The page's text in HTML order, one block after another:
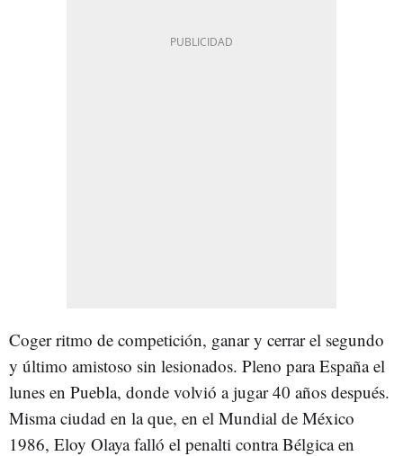
Coger ritmo de competición, ganar y cerrar el segundo
y último amistoso sin lesionados. Pleno para España el
lunes en Puebla, donde volvió a jugar 40 años después.
Misma ciudad en la que, en el Mundial de México
1986, Eloy Olaya falló el penalti contra Bélgica en